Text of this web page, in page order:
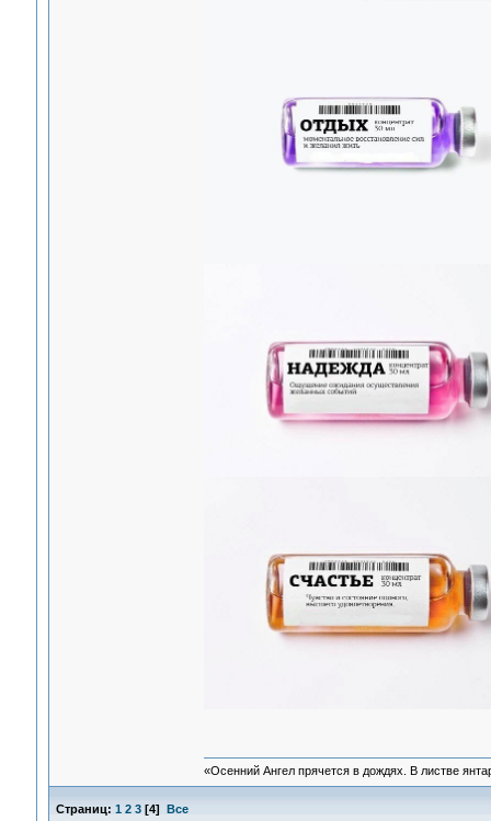
«Осенний Ангел прячется в дождях. В листве
Страниц: 1 2 3[4] Все